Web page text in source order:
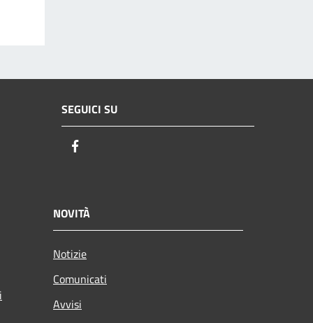
SEGUICI SU
NOVITÀ
Notizie
Comunicati
Avvisi